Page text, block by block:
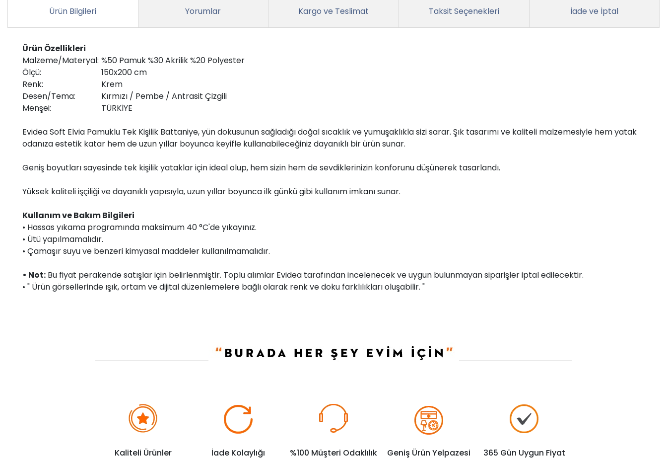
Ürün Bilgileri Yorumlar Kargo ve Teslimat Taksit Seçenekleri İade ve İptal
Ürün Özellikleri
Malzeme/Materyal: %50 Pamuk %30 Akrilik %20 Polyester
Ölçü:
150x200 cm
Renk:
Krem
Desen/Tema:
Kırmızı / Pembe / Antrasit Çizgili
Menşei:
TÜRKİYE
Evidea Soft Elvia Pamuklu Tek Kişilik Battaniye, yün dokusunun sağladığı doğal sıcaklık ve yumuşaklıkla sizi sarar. Şık tasarımı ve kaliteli malzemesiyle hem yatak
odanıza estetik katar hem de uzun yıllar boyunca keyifle kullanabileceğiniz dayanıklı bir ürün sunar.
Geniş boyutları sayesinde tek kişilik yataklar için ideal olup, hem sizin hem de sevdiklerinizin konforunu düşünerek tasarlandı.
Yüksek kaliteli işçiliği ve dayanıklı yapısıyla, uzun yıllar boyunca ilk günkü gibi kullanım imkanı sunar.
Kullanım ve Bakım Bilgileri
• Hassas yıkama programında maksimum 40 °C'de yıkayınız.
• Ütü yapılmamalıdır.
• Çamaşır suyu ve benzeri kimyasal maddeler kullanılmamalıdır.
• Not: Bu fiyat perakende satışlar için belirlenmiştir. Toplu alımlar Evidea tarafından incelenecek ve uygun bulunmayan siparişler iptal edilecektir.
• " Ürün görsellerinde ışık, ortam ve dijital düzenlemelere bağlı olarak renk ve doku farklılıkları oluşabilir. "
Kaliteli Ürünler İade Kolaylığı %100 Müşteri Odaklılık Geniş Ürün Yelpazesi 365 Gün Uygun Fiyat